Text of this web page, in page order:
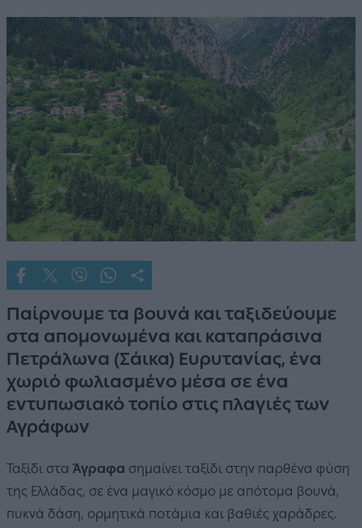
Παίρνουμε τα βουνά και ταξιδεύουμε
στα απομονωμένα και καταπράσινα
Πετράλωνα (Σάικα) Ευρυτανίας, ένα
χωριό φωλιασμένο μέσα σε ένα
εντυπωσιακό τοπίο στις πλαγιές των
Αγράφων
Ταξίδι στα Άγραφα σημαίνει ταξίδι στην παρθένα φύση
της Ελλάδας, σε ένα μαγικό κόσμο με απότομα βουνά,
πυκνά δάση, ορμητικά ποτάμια και βαθιές χαράδρες.